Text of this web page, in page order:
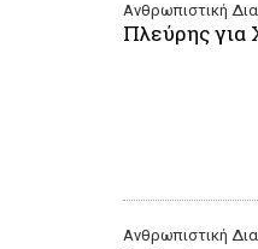
Ανθρωπιστική
Πλεύρης για
Ανθρωπιστική